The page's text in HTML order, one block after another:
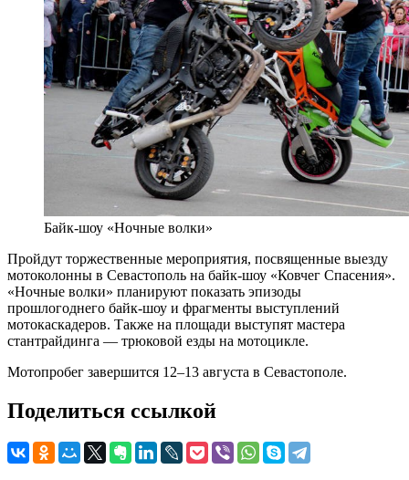
Байк-шоу «Ночные волки»
Пройдут торжественные мероприятия, посвященные выезду
мотоколонны в Севастополь на байк-шоу «Ковчег Спасения».
«Ночные волки» планируют показать эпизоды
прошлогоднего байк-шоу и фрагменты выступлений
мотокаскадеров. Также на площади выступят мастера
стантрайдинга — трюковой езды на мотоцикле.
Мотопробег завершится 12–13 августа в Севастополе.
Поделиться ссылкой